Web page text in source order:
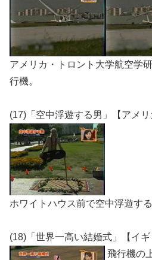
アメリカ・トロント大学航空学
行機。
(17)「空中浮遊する男」【アメリ
ホワイトハウス前で空中浮遊する
(18)「世界一高い結婚式」【イギ
飛行機の